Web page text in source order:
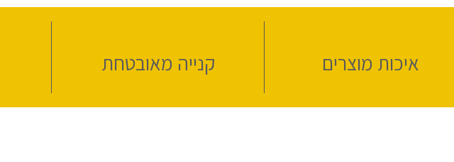
איכות מוצרים קנייה מאובטחת